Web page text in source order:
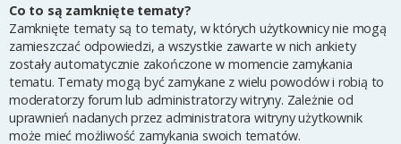
Co to są zamknięte tematy?
Zamknięte tematy są to tematy, w których użytkownicy nie mogą
zamieszczać odpowiedzi, a wszystkie zawarte w nich ankiety
zostały automatycznie zakończone w momencie zamykania
tematu. Tematy mogą być zamykane z wielu powodów i robią to
moderatorzy forum lub administratorzy witryny. Zależnie od
uprawnień nadanych przez administratora witryny użytkownik
może mieć możliwość zamykania swoich tematów.